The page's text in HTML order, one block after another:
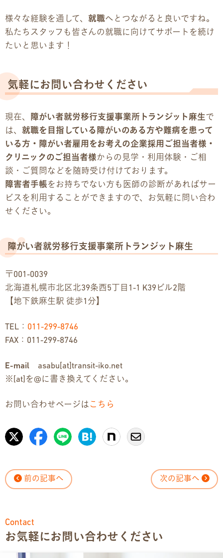
様々な経験を通して、 就職へとつながると良いですね。
私たちスタッフも皆さんの就職に向けてサポートを続け
たいと思います！
気軽にお問い合わせください
現在、 障がい者就労移行支援事業所トランジット麻生で
は、 就職を目指している障がいのある方や難病を患って
いる方・障がい者雇用をお考えの企業採用ご担当者様・
クリニックのご担当者様からの見学・利用体験・ご相
談・ご質問などを随時受け付けております。
障害者手帳をお持ちでない方も医師の診断があればサー
ビスを利用することができますので、お気軽に問い合わ
せください。
障がい者就労移行支援事業所トランジット麻生
〒001-0039
北海道札幌市北区北39条西5丁目1-1 K39ビル2階
【地下鉄麻生駅 徒歩1分】
TEL： 011-299-8746
FAX：011-299-8746
E-mail asabu[at]transit-iko.net
※[at]を@に書き換えてください。
お問い合わせページは こちら
前の記事へ 次の記事へ
Contact
お気軽にお問い合わせください